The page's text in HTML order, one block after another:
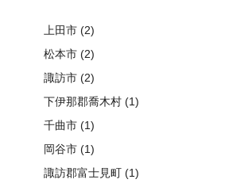
上田市 (2)
松本市 (2)
諏訪市 (2)
下伊那郡喬木村 (1)
千曲市 (1)
岡谷市 (1)
諏訪郡富士見町 (1)